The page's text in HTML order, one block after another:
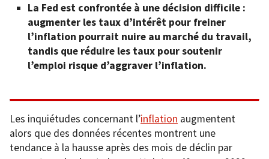
La Fed est confrontée à une décision difficile :
augmenter les taux d’intérêt pour freiner
l’inflation pourrait nuire au marché du travail,
tandis que réduire les taux pour soutenir
l’emploi risque d’aggraver l’inflation.
Les inquiétudes concernant l’inflation augmentent
alors que des données récentes montrent une
tendance à la hausse après des mois de déclin par